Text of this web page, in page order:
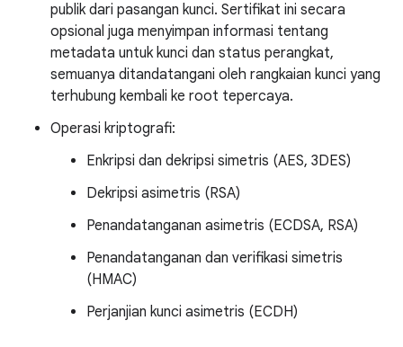
publik dari pasangan kunci. Sertifikat ini secara
opsional juga menyimpan informasi tentang
metadata untuk kunci dan status perangkat,
semuanya ditandatangani oleh rangkaian kunci yang
terhubung kembali ke root tepercaya.
Operasi kriptografi:
Enkripsi dan dekripsi simetris (AES, 3DES)
Dekripsi asimetris (RSA)
Penandatanganan asimetris (ECDSA, RSA)
Penandatanganan dan verifikasi simetris
(HMAC)
Perjanjian kunci asimetris (ECDH)